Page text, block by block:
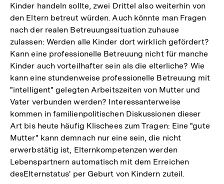
Kinder handeln sollte, zwei Drittel also weiterhin von
den Eltern betreut würden. Auch könnte man Fragen
nach der realen Betreuungssituation zuhause
zulassen: Werden alle Kinder dort wirklich gefördert?
Kann eine professionelle Betreuung nicht für manche
Kinder auch vorteilhafter sein als die elterliche? Wie
kann eine stundenweise professionelle Betreuung mit
"intelligent" gelegten Arbeitszeiten von Mutter und
Vater verbunden werden? Interessanterweise
kommen in familienpolitischen Diskussionen dieser
Art bis heute häufig Klischees zum Tragen: Eine "gute
Mutter" kann demnach nur eine sein, die nicht
erwerbstätig ist, Elternkompetenzen werden
Lebenspartnern automatisch mit dem Erreichen
desElternstatus' per Geburt von Kindern zuteil.